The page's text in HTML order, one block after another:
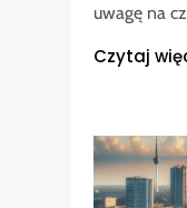
uwagę na
Czytaj